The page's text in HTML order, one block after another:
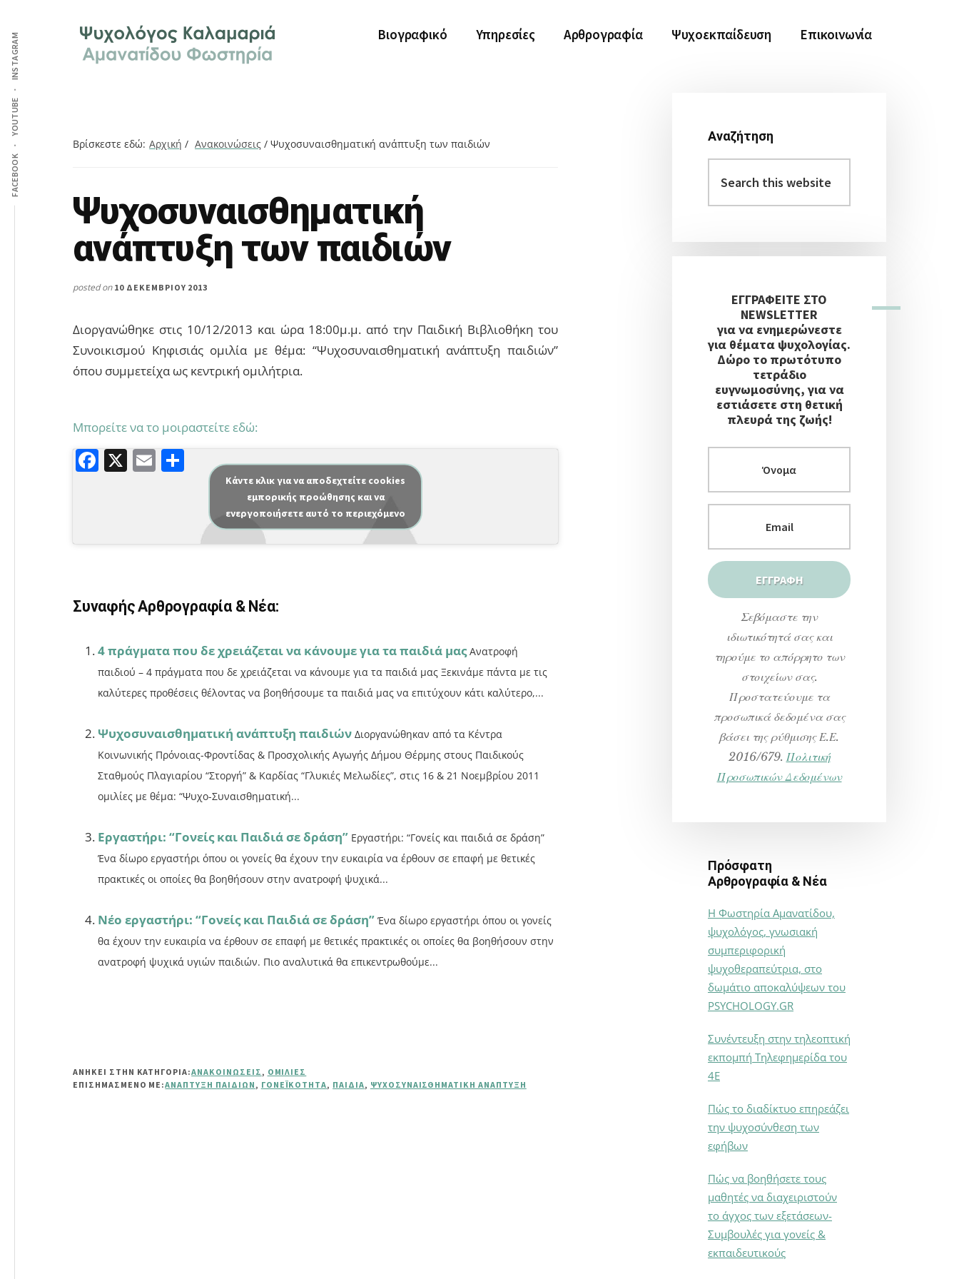
main
content
primary
sidebar
footer
menu
FACEBOOK
YOUTUBE
INSTAGRAM
Ψυχολόγος
στην
Καλαμαριά,
Γνωστική
Ψυχοθεραπεία
μέσω
Skype,
συνεδρίες
online.
Βιογραφικό Υπηρεσίες Αρθρογραφία Ψυχοεκπαίδευση Επικοινωνία
Βρίσκεστε εδώ: Αρχική / Ανακοινώσεις / Ψυχοσυναισθηματική ανάπτυξη των παιδιών
Search
this
website
Ψυχοσυναισθηματική
ανάπτυξη των παιδιών
posted on 10 ΔΕΚΕΜΒΡΊΟΥ 2013
Διοργανώθηκε στις 10/12/2013 και ώρα 18:00μ.μ. από την Παιδική Βιβλιοθήκη του
Συνοικισμού Κηφισιάς ομιλία με θέμα: “Ψυχοσυναισθηματική ανάπτυξη παιδιών”
όπου συμμετείχα ως κεντρική ομιλήτρια.
Μπορείτε να το μοιραστείτε εδώ:
F
b
o
k
X E
σ
ίτ
ε
Κάντε κλικ για να αποδεχτείτε cookies
εμπορικής προώθησης και να
ενεργοποιήσετε αυτό το περιεχόμενο
Συναφής Αρθρογραφία & Νέα:
4 πράγματα που δε χρειάζεται να κάνουμε για τα παιδιά μας Ανατροφή
παιδιού – 4 πράγματα που δε χρειάζεται να κάνουμε για τα παιδιά μας Ξεκινάμε πάντα με τις
καλύτερες προθέσεις θέλοντας να βοηθήσουμε τα παιδιά μας να επιτύχουν κάτι καλύτερο,...
Ψυχοσυναισθηματική ανάπτυξη παιδιών Διοργανώθηκαν από τα Κέντρα
Κοινωνικής Πρόνοιας-Φροντίδας & Προσχολικής Αγωγής Δήμου Θέρμης στους Παιδικούς
Σταθμούς Πλαγιαρίου “Στοργή” & Καρδίας “Γλυκιές Μελωδίες”, στις 16 & 21 Νοεμβρίου 2011
ομιλίες με θέμα: “Ψυχο-Συναισθηματική...
Εργαστήρι: “Γονείς και Παιδιά σε δράση” Εργαστήρι: “Γονείς και παιδιά σε δράση”
Ένα δίωρο εργαστήρι όπου οι γονείς θα έχουν την ευκαιρία να έρθουν σε επαφή με θετικές
πρακτικές οι οποίες θα βοηθήσουν στην ανατροφή ψυχικά...
Νέο εργαστήρι: “Γονείς και Παιδιά σε δράση” Ένα δίωρο εργαστήρι όπου οι γονείς
θα έχουν την ευκαιρία να έρθουν σε επαφή με θετικές πρακτικές οι οποίες θα βοηθήσουν στην
ανατροφή ψυχικά υγιών παιδιών. Πιο αναλυτικά θα επικεντρωθούμε...
ΑΝΗΚΕΙ ΣΤΗΝ ΚΑΤΗΓΟΡΙΑ:ΑΝΑΚΟΙΝΏΣΕΙΣ, ΟΜΙΛΊΕΣ
ΕΠΙΣΗΜΑΣΜΈΝΟ ΜΕ:ΑΝΆΠΤΥΞΗ ΠΑΙΔΙΏΝ, ΓΟΝΕΪΚΌΤΗΤΑ, ΠΑΙΔΙΆ, ΨΥΧΟΣΥΝΑΙΣΘΗΜΑΤΙΚΉ ΑΝΆΠΤΥΞΗ
Αρχική
Πλευρική
Στήλη
Αναζήτηση
this
website
ΕΓΓΡΑΦΕΙΤΕ ΣΤΟ
NEWSLETTER
για να ενημερώνεστε
για θέματα ψυχολογίας.
Δώρο το πρωτότυπο
τετράδιο
ευγνωμοσύνης, για να
εστιάσετε στη θετική
πλευρά της ζωής!
Σεβόμαστε την
ιδιωτικότητά σας και
τηρούμε το απόρρητο των
στοιχείων σας.
Προστατεύουμε τα
προσωπικά δεδομένα σας
βάσει της ρύθμισης Ε.Ε.
2016/679. Πολιτική
Προσωπικών Δεδομένων
Πρόσφατη
Αρθρογραφία & Νέα
Η Φωστηρία Αμανατίδου,
ψυχολόγος, γνωσιακή
συμπεριφορική
ψυχοθεραπεύτρια, στο
δωμάτιο αποκαλύψεων του
PSYCHOLOGY.GR
Συνέντευξη στην τηλεοπτική
εκπομπή Τηλεφημερίδα του
4Ε
Πώς το διαδίκτυο επηρεάζει
την ψυχοσύνθεση των
εφήβων
Πώς να βοηθήσετε τους
μαθητές να διαχειριστούν
το άγχος των εξετάσεων-
Συμβουλές για γονείς &
εκπαιδευτικούς